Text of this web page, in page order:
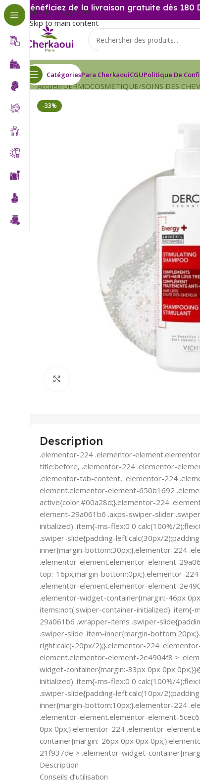
Skip to navigation
Skip to main content
Bénéficiez de la livraison gratuite dès 180
CatégoriesPara CherkaouiCGUPolitique De
Accueil DERMOCOSMETIQUE SOINS DES
-33%
Description
.elementor-224 .elementor-
title:before, .elementor-224 .elementor-
.elementor-tab-content, .elementor-224
element.elementor-element-650b1692
active{color:#00a28d;}.elementor-224
element-29a061b6 .axps-swiper-slider
initialized) .item{-ms-flex:0 0 calc(100%/
.swiper-slide{padding-left:calc(30px/
inner{margin-bottom:30px;}.elementor-224
.elementor-element.elementor-element-
top:-16px;margin-bottom:0px;}.elementor-
.elementor-element.elementor-element-
.elementor-widget-container{margin:-46px
items:not(.swiper-container-initialized) .item{-
29a061b6 .wrapper-items .swiper-
.swiper-slide .item-inner{margin-
right:calc(-20px/2);}.elementor-224
element.elementor-element-2e4904f8 >
widget-container{margin:-33px 0px 0px
initialized) .item{-ms-flex:0 0 calc(100%/
.swiper-slide{padding-left:calc(10px/
inner{margin-bottom:10px;}.elementor-224
.elementor-element.elementor-element-
0px 0px;}.elementor-224 .elementor-
container{margin:-26px 0px 0px
21f937de > .elementor-widget-
Description
Conseils d’utilisation